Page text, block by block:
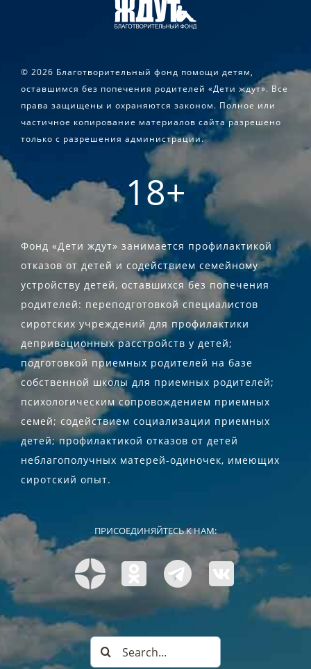
© 2026 Благотворительный фонд помощи детям,
оставшимся без попечения родителей «Дети ждут». Все
права защищены и охраняются законом. Полное или
частичное копирование материалов сайта разрешено
только с разрешения администрации.
18+
Фонд «Дети ждут» занимается профилактикой
отказов от детей и содействием семейному
устройству детей, оставшихся без попечения
родителей: переподготовкой специалистов
сиротских учреждений для профилактики
депривационных расстройств у детей;
подготовкой приемных родителей на базе
собственной школы для приемных родителей;
психологическим сопровождением приемных
семей; содействием социализации приемных
детей; профилактикой отказов от детей
неблагополучных матерей-одиночек, имеющих
сиротский опыт.
ПРИСОЕДИНЯЙТЕСЬ К НАМ:
Search
for: